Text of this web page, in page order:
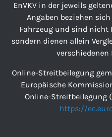
EnVKV in der jeweils
Angaben beziehen
Fahrzeug und sind nicht
sondern dienen allein
verschiedenen
Online-Streitbeilegung
Europäische
Online-Streitbeilegung
https://